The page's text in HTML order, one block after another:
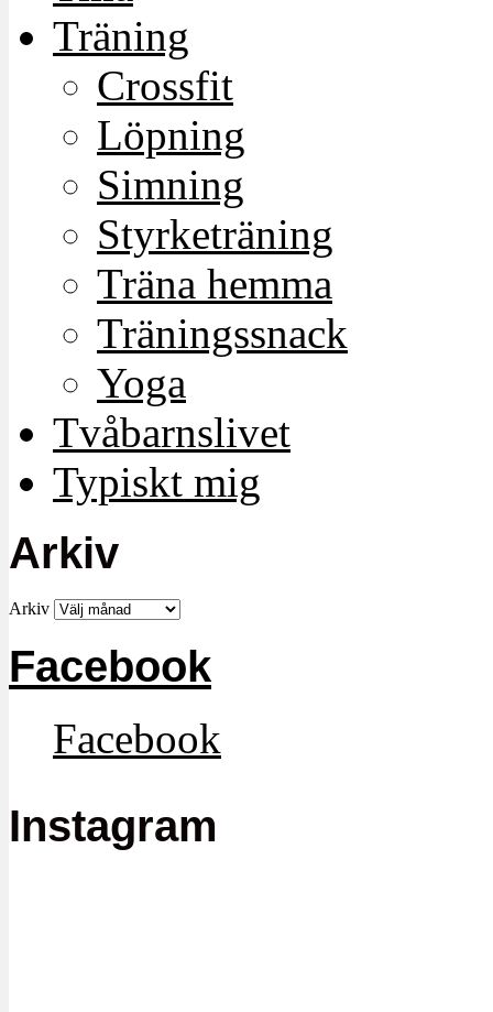
Träning
Crossfit
Löpning
Simning
Styrketräning
Träna hemma
Träningssnack
Yoga
Tvåbarnslivet
Typiskt mig
Arkiv
Arkiv
Facebook
Facebook
Instagram